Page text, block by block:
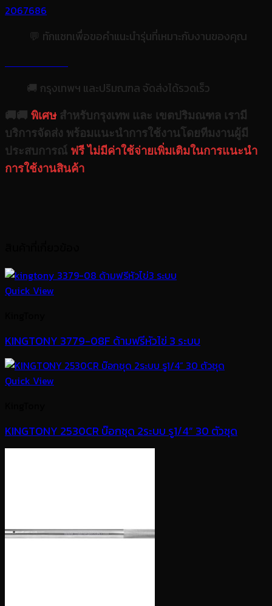
2067686
💬 ทักแชทเพื่อขอคำแนะนำรุ่นที่เหมาะกับงานของคุณ
🚚 กรุงเทพฯ และปริมณฑล จัดส่งได้รวดเร็ว
🚚🚚 พิเศษสำหรับกรุงเทพ และ เขตปริมณฑล เรามี
บริการจัดส่ง พร้อมแนะนำการใช้งานโดยทีมงานผู้มี
ประสบการณ์ ฟรี ไม่มีค่าใช้จ่ายเพิ่มเติมในการแนะนำ
การใช้งานสินค้า
Quick View
KINGTONY 3779-08F ด้ามฟรีหัวไข่ 3 ระบบ
Quick View
KINGTONY 2530CR บ๊อกชุด 2ระบบ รู1/4” 30 ตัวชุด